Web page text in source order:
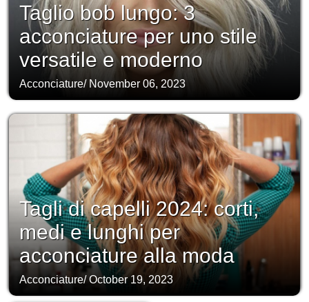
Taglio bob lungo: 3
acconciature per uno stile
versatile e moderno
Acconciature/ November 06, 2023
Tagli di capelli 2024: corti,
medi e lunghi per
acconciature alla moda
Acconciature/October 19, 2023